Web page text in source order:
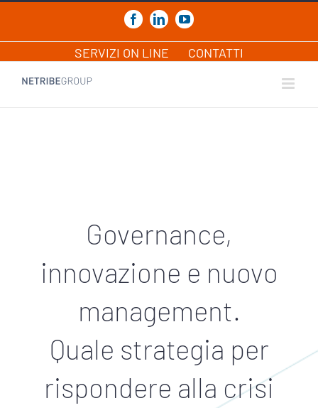
contenuto
FacebookLinkedInYouTube
SERVIZI ON LINE CONTATTI
Governance,
innovazione e nuovo
management.
Quale strategia per
rispondere alla crisi